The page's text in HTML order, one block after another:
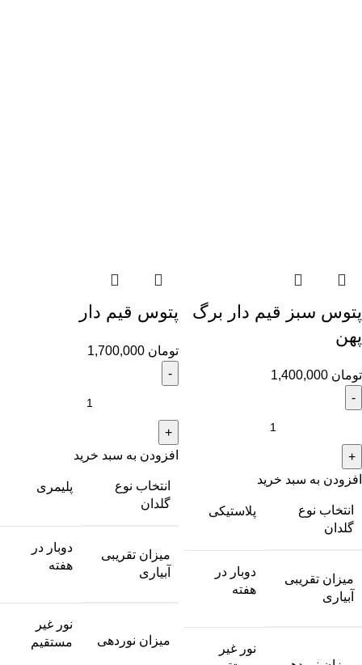
پتوس سبز قیم دار برگ
پهن
تومان
افزودن به سبد خرید
انتخاب نوع
گلدان
پلاستیکی
میزان تقریبی
آبیاری
دوبار در
هفته
نور غیر
پتوس قیم دار
تومان
افزودن به سبد خرید
انتخاب نوع
گلدان
پلیمری
میزان تقریبی
آبیاری
دوبار در
هفته
میزان نوردهی
نور غیر
مستقیم